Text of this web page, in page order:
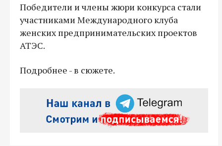
Победители и члены жюри конкурса стали
участниками Международного клуба
женских предпринимательских проектов
АТЭС.
Подробнее - в сюжете.